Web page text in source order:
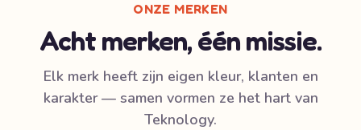
ONZE MERKEN
Acht merken, één missie.
Elk merk heeft zijn eigen kleur, klanten en
karakter — samen vormen ze het hart van
Teknology.